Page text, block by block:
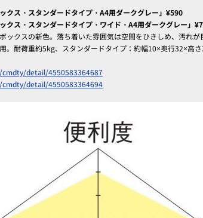
クス・スタンダードタイプ・A4用ダークグレー」¥590
クス・スタンダードタイプ・ワイド・A4用ダークグレー」
ックスの新色。落ち着いた雰囲気は空間をひきしめ、汚れ
。耐荷重約5kg、スタンダードタイプ：約幅10×奥行32×高
detail/4550583364687
detail/4550583364694